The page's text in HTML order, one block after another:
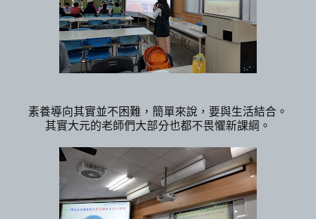
素養導向其實並不困難，簡單來說，要與生活結合。
其實大元的老師們大部分也都不畏懼新課綱。